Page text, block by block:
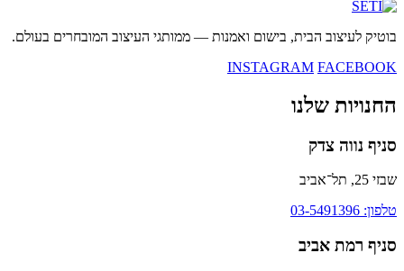
בוטיק לעיצוב הבית, בישום ואמנות — ממותגי העיצוב המובחרים בעולם.
INSTAGRAM FACEBOOK
החנויות שלנו
סניף נווה צדק
שבזי 25, תל־אביב
טלפון: 03-5491396
סניף רמת אביב